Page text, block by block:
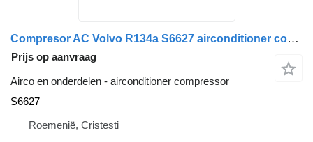
Compresor AC Volvo R134a S6627 airconditioner compressor voor Sanden SD5H14 vrachtwagen
Prijs op aanvraag
Airco en onderdelen - airconditioner compressor
S6627
Roemenië, Cristesti